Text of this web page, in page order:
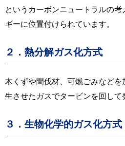
というカーボンニュートラルの
ギーに位置付けられています。
２．熱分解ガス化方式
木くずや間伐材、可燃ごみなど
生させたガスでタービンを回して
３．生物化学的ガス化方式